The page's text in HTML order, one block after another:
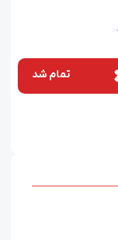
تمام شد